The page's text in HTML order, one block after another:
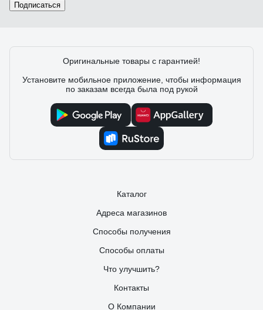
Подписаться
Оригинальные товары с гарантией!
Установите мобильное приложение, чтобы информация
по заказам всегда была под рукой
Каталог
Адреса магазинов
Способы получения
Способы оплаты
Что улучшить?
Контакты
О Компании